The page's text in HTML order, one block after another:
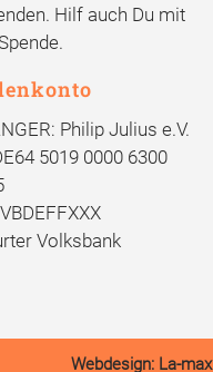
Hilf auch Du mit
Philip Julius e.V.
5019 0000 6300
Volksbank
Webdesign: La-max